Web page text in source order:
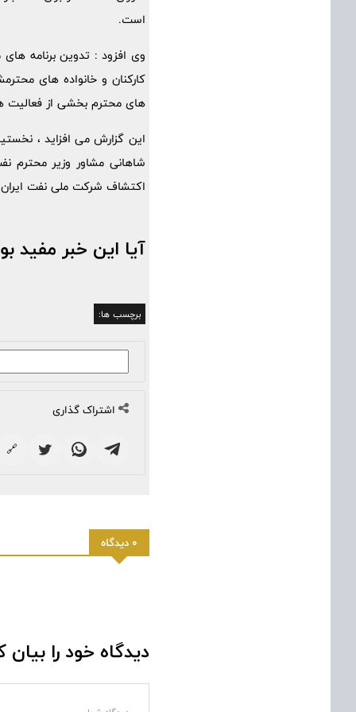
است.
کارکنان و خانواده های
های محترم بخشی از
این گزارش می افزاید ،
شاهانی مشاور وزیر محترم
اکتشاف شرکت ملی نفت
آیا این خبر مفید
برچسب ها:
اشتراک گذاری
🔗
0 دیدگاه
دیدگاه خود را بیان